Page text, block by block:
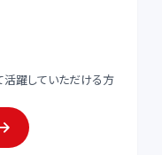
活躍していただける方